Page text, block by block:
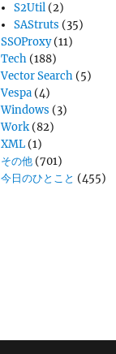
S2Util (2)
SAStruts (35)
SSOProxy(11)
Tech (188)
Vector Search (5)
Vespa (4)
Windows (3)
Work (82)
XML (1)
その他 (701)
今日のひとこと (455)